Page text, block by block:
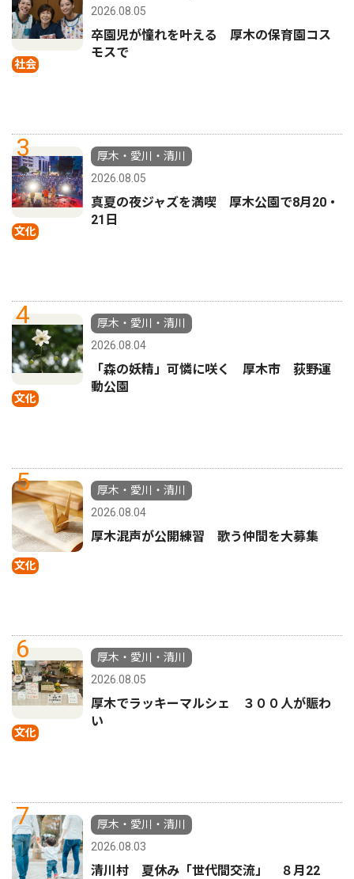
社会
2026.08.05
卒園児が憧れを叶える 厚木の保育園コス
モスで
3
文化
厚木・愛川・清川
2026.08.05
真夏の夜ジャズを満喫 厚木公園で8月20・
21日
4
文化
厚木・愛川・清川
2026.08.04
「森の妖精」可憐に咲く 厚木市 荻野運
動公園
5
文化
厚木・愛川・清川
2026.08.04
厚木混声が公開練習 歌う仲間を大募集
6
文化
厚木・愛川・清川
2026.08.05
厚木でラッキーマルシェ ３００人が賑わ
い
7
厚木・愛川・清川
2026.08.03
清川村 夏休み「世代間交流」 ８月22